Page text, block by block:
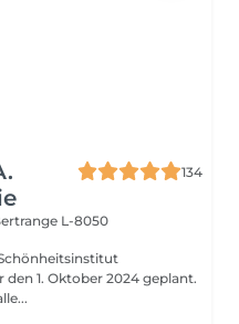
134
L-8050
1. Oktober 2024 geplant.